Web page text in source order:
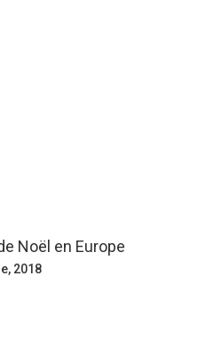
Noël en Europe
2018